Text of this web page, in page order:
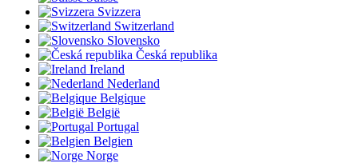
Svizzera
Switzerland
Slovensko
Česká republika
Ireland
Nederland
Belgique
België
Portugal
Belgien
Norge